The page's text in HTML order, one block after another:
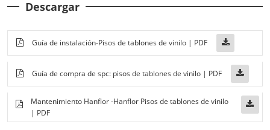
Descargar
Guía de instalación-Pisos de tablones de vinilo | PDF
Guía de compra de spc: pisos de tablones de vinilo | PDF
Mantenimiento Hanflor -Hanflor Pisos de tablones de vinilo
| PDF